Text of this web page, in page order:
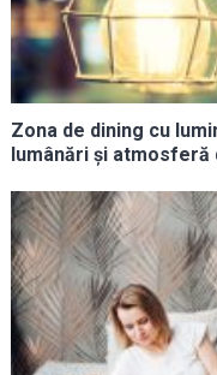
Zona de dining cu
lumânări și atmosferă